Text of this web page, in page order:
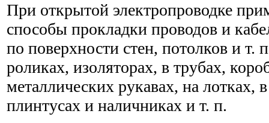
При открытой электропроводке
способы прокладки проводов и
по поверхности стен, потолков и т.
роликах, изоляторах, в трубах,
металлических рукавах, на лотках,
плинтусах и наличниках и т. п.